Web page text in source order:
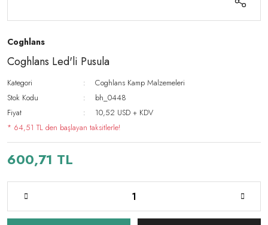
Coghlans
Coghlans Led'li Pusula
Kategori
Coghlans Kamp Malzemeleri
Stok Kodu
bh_0448
Fiyat
10,52 USD + KDV
* 64,51 TL den başlayan taksitlerle!
600,71 TL